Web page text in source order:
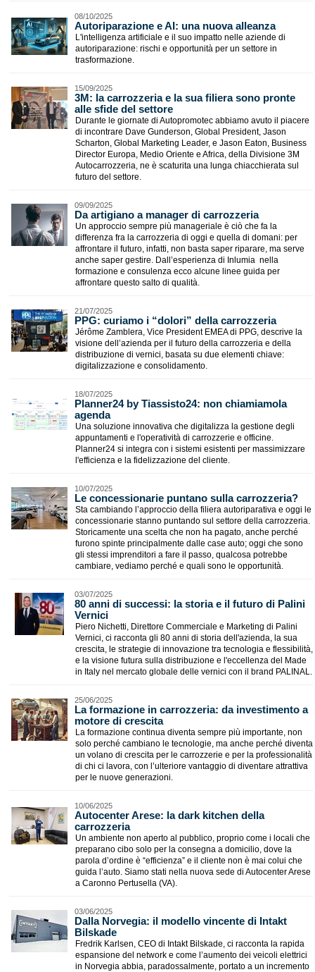
08/10/2025
Autoriparazione e AI: una nuova alleanza
L'intelligenza artificiale e il suo impatto nelle aziende di
autoriparazione: rischi e opportunità per un settore in
trasformazione.
15/09/2025
3M: la carrozzeria e la sua filiera sono pronte
alle sfide del settore
Durante le giornate di Autopromotec abbiamo avuto il piacere
di incontrare Dave Gunderson, Global President, Jason
Scharton, Global Marketing Leader, e Jason Eaton, Business
Director Europa, Medio Oriente e Africa, della Divisione 3M
Autocarrozzeria, ne è scaturita una lunga chiacchierata sul
futuro del settore.
09/09/2025
Da artigiano a manager di carrozzeria
Un approccio sempre più manageriale è ciò che fa la
differenza fra la carrozzeria di oggi e quella di domani: per
affrontare il futuro, infatti, non basta saper riparare, ma serve
anche saper gestire. Dall’esperienza di Inlumia nella
formazione e consulenza ecco alcune linee guida per
affrontare questo salto di qualità.
21/07/2025
PPG: curiamo i “dolori” della carrozzeria
Jérôme Zamblera, Vice President EMEA di PPG, descrive la
visione dell’azienda per il futuro della carrozzeria e della
distribuzione di vernici, basata su due elementi chiave:
digitalizzazione e consolidamento.
18/07/2025
Planner24 by Tiassisto24: non chiamiamola
agenda
Una soluzione innovativa che digitalizza la gestione degli
appuntamenti e l'operatività di carrozzerie e officine.
Planner24 si integra con i sistemi esistenti per massimizzare
l'efficienza e la fidelizzazione del cliente.
10/07/2025
Le concessionarie puntano sulla carrozzeria?
Sta cambiando l’approccio della filiera autoriparativa e oggi le
concessionarie stanno puntando sul settore della carrozzeria.
Storicamente una scelta che non ha pagato, anche perché
furono spinte principalmente dalle case auto; oggi che sono
gli stessi imprenditori a fare il passo, qualcosa potrebbe
cambiare, vediamo perché e quali sono le opportunità.
03/07/2025
80 anni di successi: la storia e il futuro di Palini
Vernici
Piero Nichetti, Direttore Commerciale e Marketing di Palini
Vernici, ci racconta gli 80 anni di storia dell'azienda, la sua
crescita, le strategie di innovazione tra tecnologia e flessibilità,
e la visione futura sulla distribuzione e l'eccellenza del Made
in Italy nel mercato globale delle vernici con il brand PALINAL.
25/06/2025
​La formazione in carrozzeria: da investimento a
motore di crescita
La formazione continua diventa sempre più importante, non
solo perché cambiano le tecnologie, ma anche perché diventa
un volano di crescita per le carrozzerie e per la professionalità
di chi ci lavora, con l’ulteriore vantaggio di diventare attrattiva
per le nuove generazioni.
10/06/2025
​Autocenter Arese: la dark kitchen della
carrozzeria
Un ambiente non aperto al pubblico, proprio come i locali che
preparano cibo solo per la consegna a domicilio, dove la
parola d’ordine è “efficienza” e il cliente non è mai colui che
guida l’auto. Siamo stati nella nuova sede di Autocenter Arese
a Caronno Pertusella (VA).
03/06/2025
Dalla Norvegia: il modello vincente di Intakt
Bilskade
Fredrik Karlsen, CEO di Intakt Bilskade, ci racconta la rapida
espansione del network e come l’aumento dei veicoli elettrici
in Norvegia abbia, paradossalmente, portato a un incremento